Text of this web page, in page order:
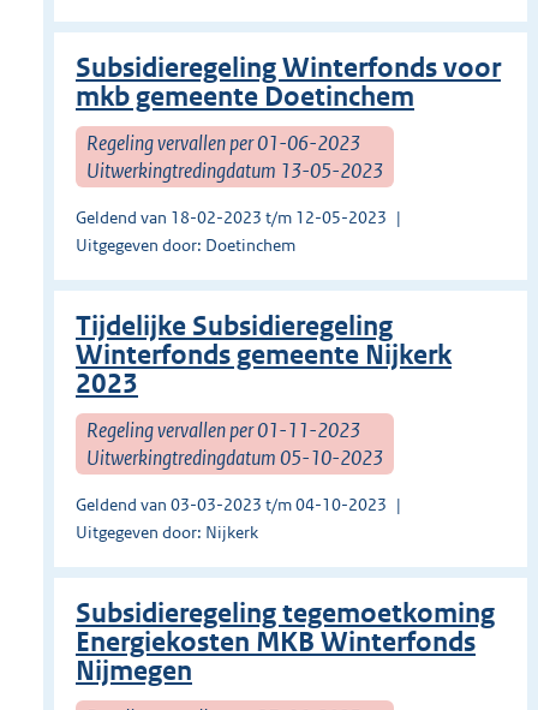
Subsidieregeling Winterfonds voor
mkb gemeente Doetinchem
Regeling vervallen per 01-06-2023
Uitwerkingtredingdatum 13-05-2023
Geldend van 18-02-2023 t/m 12-05-2023
Uitgegeven door: Doetinchem
Tijdelijke Subsidieregeling
Winterfonds gemeente Nijkerk
2023
Regeling vervallen per 01-11-2023
Uitwerkingtredingdatum 05-10-2023
Geldend van 03-03-2023 t/m 04-10-2023
Uitgegeven door: Nijkerk
Subsidieregeling tegemoetkoming
Energiekosten MKB Winterfonds
Nijmegen